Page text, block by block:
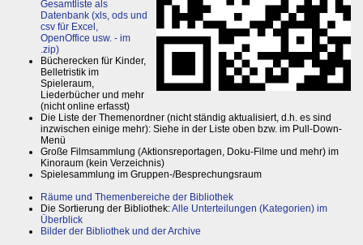
Gesamtliste als
Datenbank (xls, ods und
csv für Excel,
OpenOffice usw. - im
.zip)
Bücherecken für Kinder,
Belletristik im
Spieleraum,
Liederbücher und mehr
(nicht online erfasst)
Die Liste der Themenordner (nicht ständig aktualisiert, d.h. es sind
inzwischen einige mehr): Siehe in der Liste oben bzw. im Pull-Down-
Menü
Große Filmsammlung (Aktionsreportagen, Doku-Filme und mehr) im
Kinoraum (kein Verzeichnis)
Spielesammlung im Gruppen-/Besprechungsraum
Räume und Themenbereiche der Bibliothek
Die Sortierung der Bibliothek:Alle Unterteilungen (Kategorien) im
Überblick
Bilder der Bibliothek und der Archive